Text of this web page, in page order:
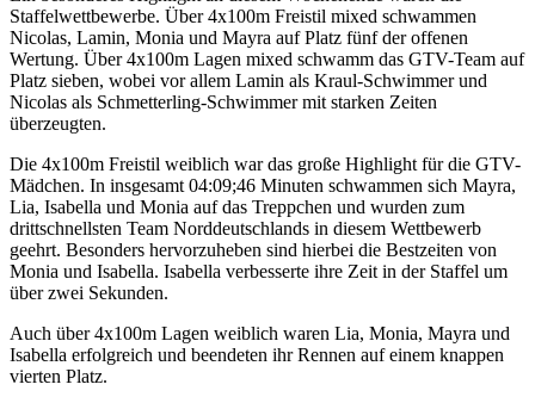
Staffelwettbewerbe. Über 4x100m Freistil mixed schwammen
Nicolas, Lamin, Monia und Mayra auf Platz fünf der offenen
Wertung. Über 4x100m Lagen mixed schwamm das GTV-Team auf
Platz sieben, wobei vor allem Lamin als Kraul-Schwimmer und
Nicolas als Schmetterling-Schwimmer mit starken Zeiten
überzeugten.
Die 4x100m Freistil weiblich war das große Highlight für die GTV-
Mädchen. In insgesamt 04:09;46 Minuten schwammen sich Mayra,
Lia, Isabella und Monia auf das Treppchen und wurden zum
drittschnellsten Team Norddeutschlands in diesem Wettbewerb
geehrt. Besonders hervorzuheben sind hierbei die Bestzeiten von
Monia und Isabella. Isabella verbesserte ihre Zeit in der Staffel um
über zwei Sekunden.
Auch über 4x100m Lagen weiblich waren Lia, Monia, Mayra und
Isabella erfolgreich und beendeten ihr Rennen auf einem knappen
vierten Platz.